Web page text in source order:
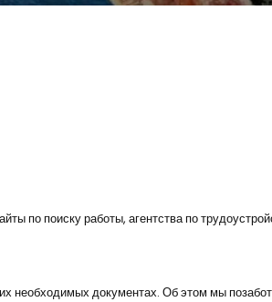
по поиску работы, агентства по
необходимых документах. Об этом мы